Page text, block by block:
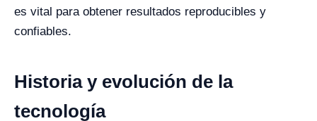
es vital para obtener resultados reproducibles y
confiables.
Historia y evolución de la
tecnología